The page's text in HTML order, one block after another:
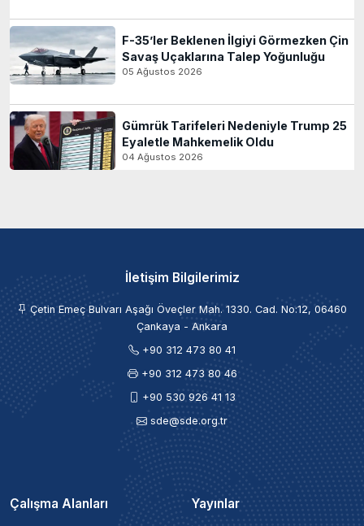
F-35’ler Beklenen İlgiyi Görmezken Çin
Savaş Uçaklarına Talep Yoğunluğu
05 Ağustos 2026
Gümrük Tarifeleri Nedeniyle Trump 25
Eyaletle Mahkemelik Oldu
04 Ağustos 2026
İletişim Bilgilerimiz
Çetin Emeç Bulvarı Aşağı Öveçler Mah. 1330. Cad. No:12, 06460
Çankaya - Ankara
+90 312 473 80 41
+90 312 473 80 46
+90 530 926 41 13
sde@sde.org.tr
Çalışma Alanları Yayınlar